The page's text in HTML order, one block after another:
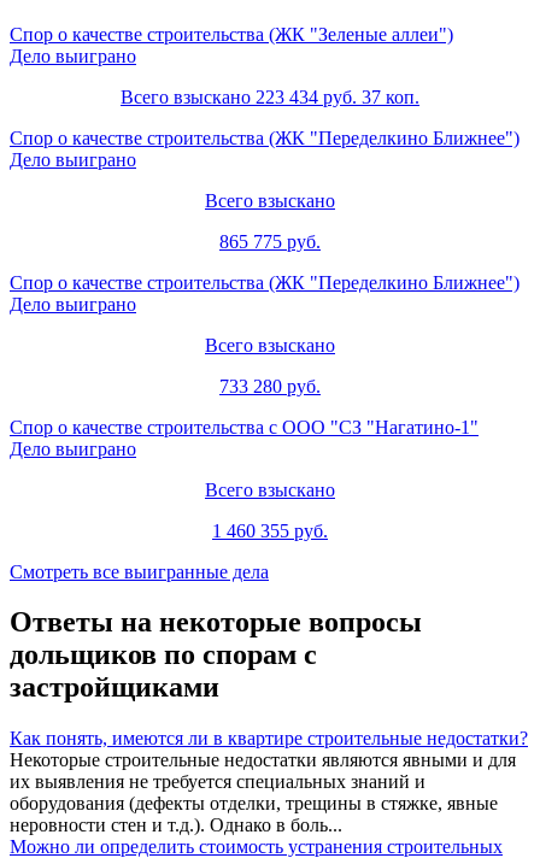
Спор о качестве строительства (ЖК "Зеленые аллеи")
Дело выиграно
Всего взыскано 223 434 руб. 37 коп.
Спор о качестве строительства (ЖК "Переделкино Ближнее")
Дело выиграно
Всего взыскано
865 775 руб.
Спор о качестве строительства (ЖК "Переделкино Ближнее")
Дело выиграно
Всего взыскано
733 280 руб.
Спор о качестве строительства с ООО "СЗ "Нагатино-1"
Дело выиграно
Всего взыскано
1 460 355 руб.
Смотреть все выигранные дела
Ответы на некоторые вопросы
дольщиков по спорам с
застройщиками
Как понять, имеются ли в квартире строительные недостатки?
Некоторые строительные недостатки являются явными и для
их выявления не требуется специальных знаний и
оборудования (дефекты отделки, трещины в стяжке, явные
неровности стен и т.д.). Однако в боль...
Можно ли определить стоимость устранения строительных